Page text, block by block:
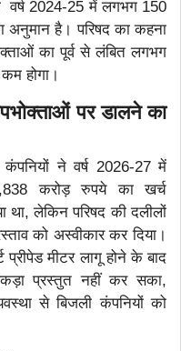
2024-25 में लगभग 150
अनुमान है। परिषद का कहना
का पूर्व से लंबित लगभग
होगा।
पर डालने का
कंपनियों ने वर्ष 2026-27 में
करोड़ रुपये का खर्च
था, लेकिन परिषद की दलीलों
को अस्वीकार कर दिया।
मीटर लागू होने के बाद
प्रस्तुत नहीं कर सका,
से बिजली कंपनियों को